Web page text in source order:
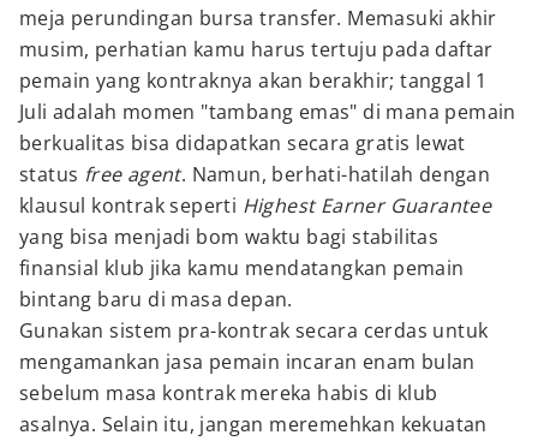
meja perundingan bursa transfer. Memasuki akhir
musim, perhatian kamu harus tertuju pada daftar
pemain yang kontraknya akan berakhir; tanggal 1
Juli adalah momen "tambang emas" di mana pemain
berkualitas bisa didapatkan secara gratis lewat
status free agent. Namun, berhati-hatilah dengan
klausul kontrak seperti Highest Earner Guarantee
yang bisa menjadi bom waktu bagi stabilitas
finansial klub jika kamu mendatangkan pemain
bintang baru di masa depan.
Gunakan sistem pra-kontrak secara cerdas untuk
mengamankan jasa pemain incaran enam bulan
sebelum masa kontrak mereka habis di klub
asalnya. Selain itu, jangan meremehkan kekuatan